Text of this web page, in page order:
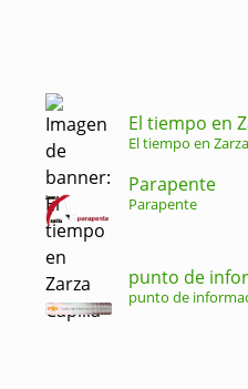
El tiempo en
El tiempo en
Parapente
Parapente
punto de
punto de